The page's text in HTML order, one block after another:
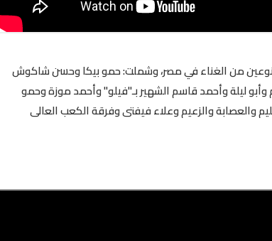
من الغناء في مصر، وشملت: حمو بيكا وحسن شاكوش
ليلة وأحمد قاسم الشهير بـ"فيلو" وأحمد موزة وحمو
والعصابة والزعيم وعلاء فيفتى وفرقة الكعب العالى